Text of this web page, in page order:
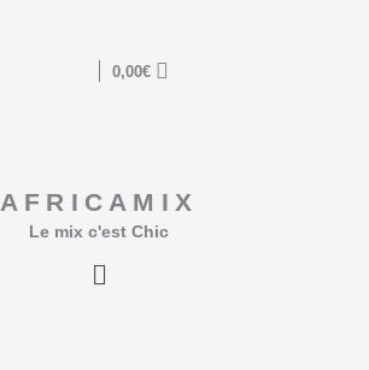
0,00€
AFRICAMIX
Le mix c'est Chic
Menu